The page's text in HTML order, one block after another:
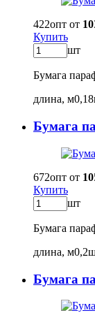
422опт от 10
Купить
шт
Бумага
длина, м0,18
Бумага
672опт от 10
Купить
шт
Бумага
длина, м0,2
Бумага